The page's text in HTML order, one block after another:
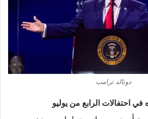
دونالد ترامب
احتفالات الرابع من يوليو